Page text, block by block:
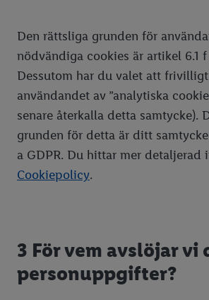
Den rättsliga grunden för
nödvändiga cookies är artikel 6.1 f
Dessutom har du valet att
användandet av ”analytiska
senare återkalla detta samtycke).
grunden för detta är ditt
a GDPR. Du hittar mer detaljerad
Cookiepolicy.
3 För vem avslöjar vi
personuppgifter?